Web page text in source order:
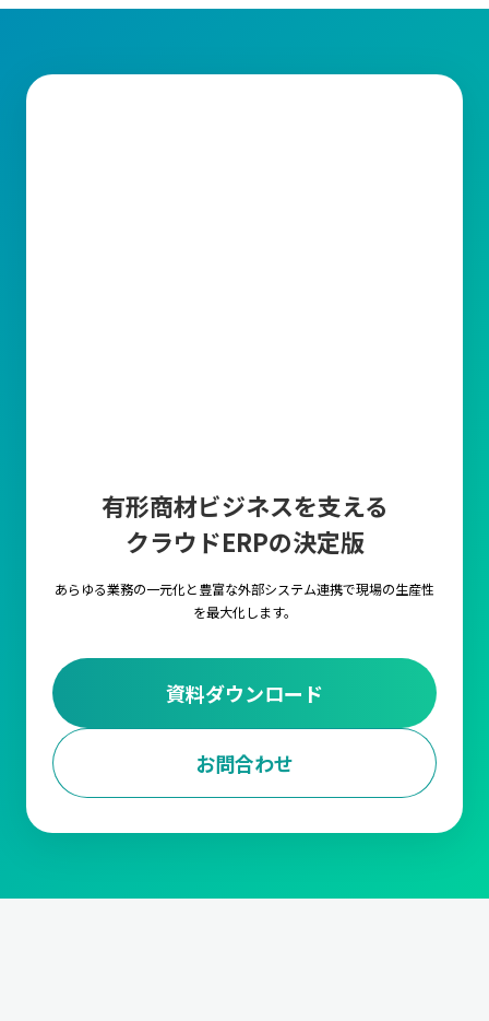
有形商材ビジネスを支える
クラウドERPの決定版
あらゆる業務の一元化と豊富な外部システム連携で現場の生産性
を最大化します。
資料ダウンロード
お問合わせ